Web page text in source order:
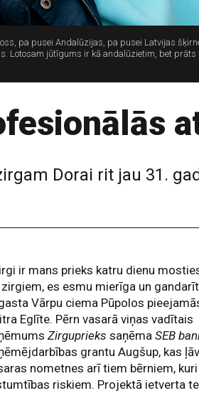
pa pusei Andalūzijas, pa pusei Latvijas
Lotosam jūtīgums ir kā andalūzietim, bet
Dorai rit jau 31.
ir mans prieks katru dienu
es esmu mierīga un
Vārpu ciema Pūpolos
Eglīte. Pērn vasarā viņas vadītais
ZirgupriekssaņēmaSEB
grantu Augšup, kas
nometnes arī tiem bērniem,
riskiem. Projektā ietverta